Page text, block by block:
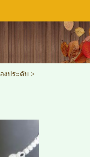
งประดับ >